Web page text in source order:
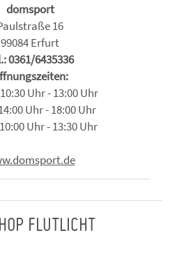
domsport
16
99084 Erfurt
0361/6435336
Uhr - 13:00 Uhr
Uhr - 18:00 Uhr
Uhr - 13:30 Uhr
FLUTLICHT